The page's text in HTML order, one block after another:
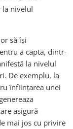
la nivelul
să își
a capta, dintr-
la nivelul
De exemplu, la
înființarea unei
asigură
mai jos cu privire